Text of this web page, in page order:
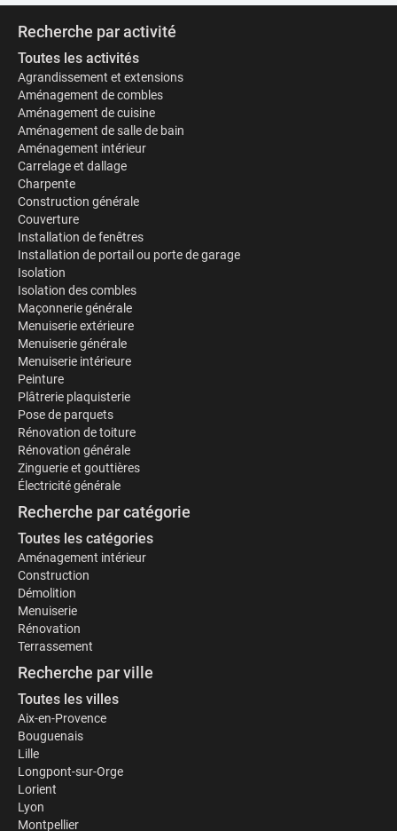
Recherche par activité
Toutes les activités
Agrandissement et extensions
Aménagement de combles
Aménagement de cuisine
Aménagement de salle de bain
Aménagement intérieur
Carrelage et dallage
Charpente
Construction générale
Couverture
Installation de fenêtres
Installation de portail ou porte de garage
Isolation
Isolation des combles
Maçonnerie générale
Menuiserie extérieure
Menuiserie générale
Menuiserie intérieure
Peinture
Plâtrerie plaquisterie
Pose de parquets
Rénovation de toiture
Rénovation générale
Zinguerie et gouttières
Électricité générale
Recherche par catégorie
Toutes les catégories
Aménagement intérieur
Construction
Démolition
Menuiserie
Rénovation
Terrassement
Recherche par ville
Toutes les villes
Aix-en-Provence
Bouguenais
Lille
Longpont-sur-Orge
Lorient
Lyon
Montpellier